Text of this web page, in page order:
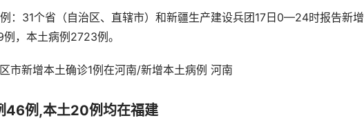
：31个省（自治区、直辖市）和新疆生产建设兵团17日0—24时报告新
，本土病例2723例。
46例,本土20例均在福建